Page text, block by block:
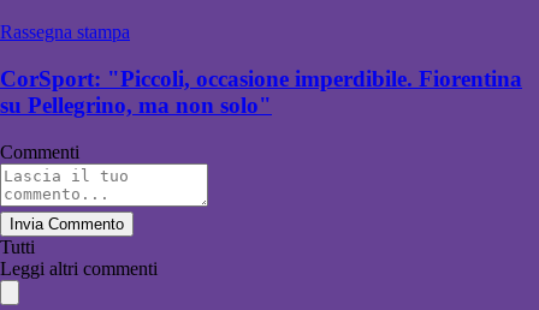
Rassegna stampa
CorSport: "Piccoli, occasione imperdibile. Fiorentina
su Pellegrino, ma non solo"
Commenti
Invia Commento
Tutti
Leggi altri commenti